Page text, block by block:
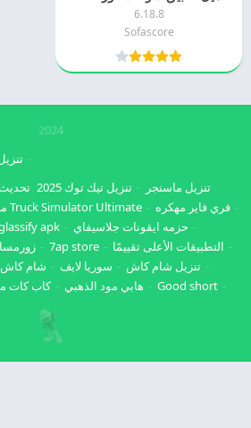
6.18.8
Sofascore
2024
تنزيل ماسنجر تنزيل تيك توك 2025
تحديث
فري فاير مهكره
Truck Simulator Ultimate مهكره
حزمه ايقونات جلاسيفاي
apk
التطبيقات الأعلى تقييمًا
7ap store زورمسا
تنزيل شام كاش
سوريا لايف شام كاش
Good short
هابي مود الذهبي كاب كات